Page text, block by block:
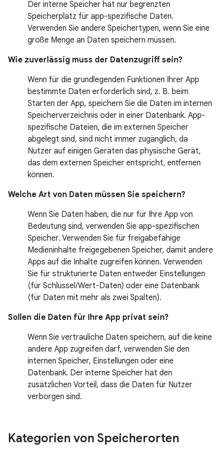
Der interne Speicher hat nur begrenzten
Speicherplatz für app-spezifische Daten.
Verwenden Sie andere Speichertypen, wenn Sie eine
große Menge an Daten speichern müssen.
Wie zuverlässig muss der Datenzugriff sein?
Wenn für die grundlegenden Funktionen Ihrer App
bestimmte Daten erforderlich sind, z. B. beim
Starten der App, speichern Sie die Daten im internen
Speicherverzeichnis oder in einer Datenbank. App-
spezifische Dateien, die im externen Speicher
abgelegt sind, sind nicht immer zugänglich, da
Nutzer auf einigen Geräten das physische Gerät,
das dem externen Speicher entspricht, entfernen
können.
Welche Art von Daten müssen Sie speichern?
Wenn Sie Daten haben, die nur für Ihre App von
Bedeutung sind, verwenden Sie app-spezifischen
Speicher. Verwenden Sie für freigabefähige
Medieninhalte freigegebenen Speicher, damit andere
Apps auf die Inhalte zugreifen können. Verwenden
Sie für strukturierte Daten entweder Einstellungen
(für Schlüssel/Wert-Daten) oder eine Datenbank
(für Daten mit mehr als zwei Spalten).
Sollen die Daten für Ihre App privat sein?
Wenn Sie vertrauliche Daten speichern, auf die keine
andere App zugreifen darf, verwenden Sie den
internen Speicher, Einstellungen oder eine
Datenbank. Der interne Speicher hat den
zusätzlichen Vorteil, dass die Daten für Nutzer
verborgen sind.
Kategorien von Speicherorten